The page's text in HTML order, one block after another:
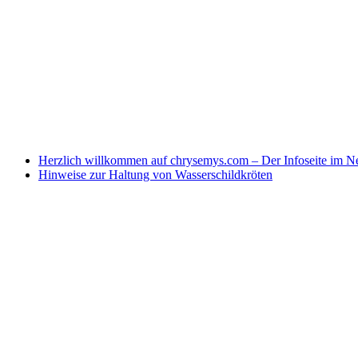
Herzlich willkommen auf chrysemys.com – Der Infoseite im
Hinweise zur Haltung von Wasserschildkröten